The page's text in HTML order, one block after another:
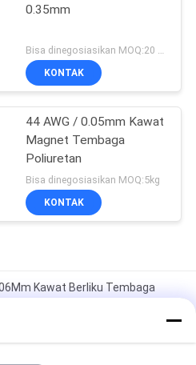
0.35mm
KONTAK
44 AWG / 0.05mm Kawat
Magnet Tembaga
Poliuretan
Bisa dinegosiasikan MOQ:5kg
KONTAK
Kawat Berliku Tembaga
Kawat Berliku Tembaga